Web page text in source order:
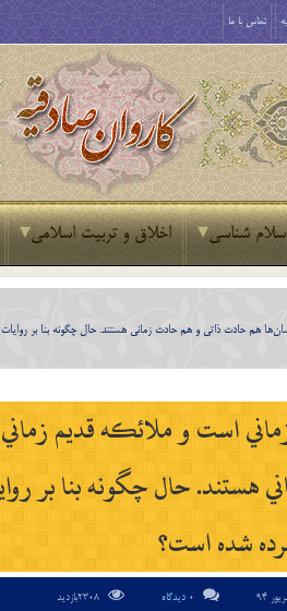
تماس با ما
شناسی اخلاق و تربیت اسلامی
هم حادث ذاتي و هم حادث زماني هستند. حال چگونه بنا بر روايات
است و ملائكه قديم
حال چگونه بنا بر
شده است؟
0 دیدگاه